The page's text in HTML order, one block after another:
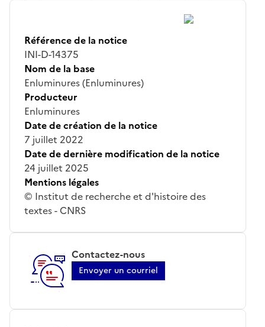
Référence de la notice
INI-D-14375
Nom de la base
Enluminures (Enluminures)
Producteur
Enluminures
Date de création de la notice
7 juillet 2022
Date de dernière modification de la notice
24 juillet 2025
Mentions légales
© Institut de recherche et d'histoire des
textes - CNRS
Contactez-nous
Envoyer un courriel